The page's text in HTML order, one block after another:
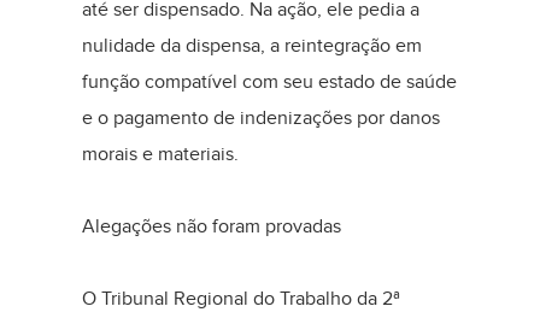
até ser dispensado. Na ação, ele pedia a
nulidade da dispensa, a reintegração em
função compatível com seu estado de saúde
e o pagamento de indenizações por danos
morais e materiais.
Alegações não foram provadas
O Tribunal Regional do Trabalho da 2ª